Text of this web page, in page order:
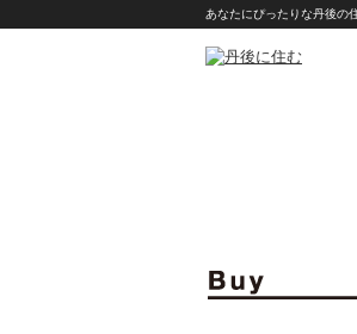
あなたにぴったりな丹後の